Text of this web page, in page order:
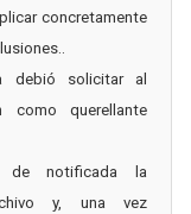
concretamente
debió solicitar al
como querellante
notificada la
y, una vez